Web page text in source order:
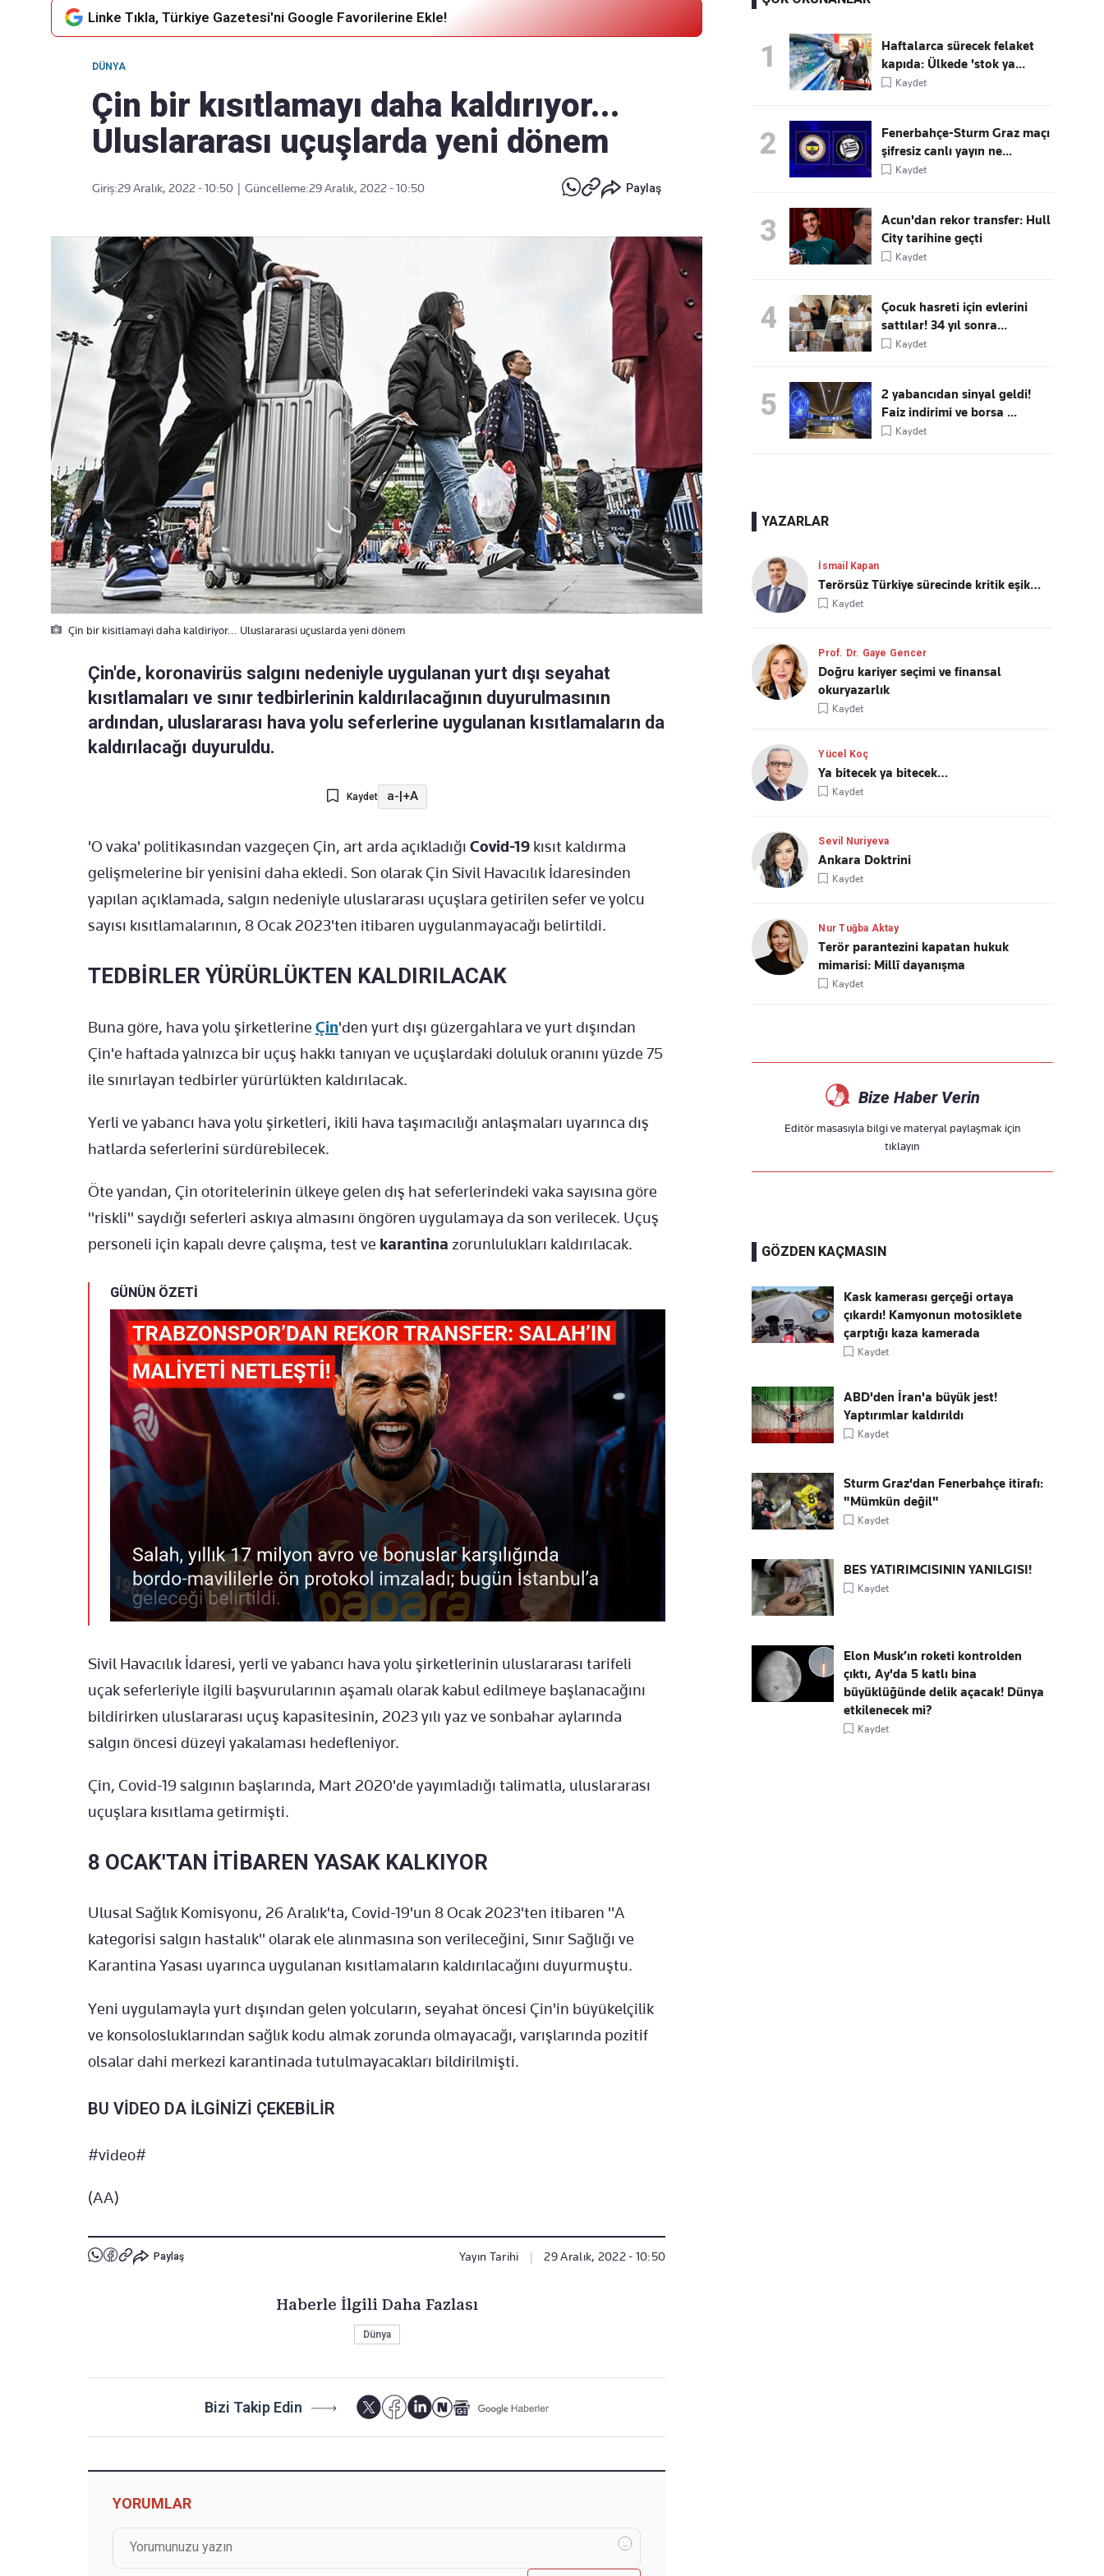
akışımıza ulaşın
göndermek içintıklayın
Kaçırmayın
Ücretsiz üye olun, gündemi
Linke Tıkla, Türkiye Gazetesi'ni Google Favorilerine Ekle!
DÜNYA
Çin bir kısıtlamayı daha kaldırıyor...
Uluslararası uçuşlarda yeni dönem
Giriş:29 Aralık, 2022 - 10:50 Güncelleme:29 Aralık, 2022 - 10:50 Paylaş
Çin bir kisitlamayi daha kaldiriyor... Uluslararasi uçuslarda yeni dönem
Çin'de, koronavirüs salgını nedeniyle uygulanan yurt dışı seyahat
kısıtlamaları ve sınır tedbirlerinin kaldırılacağının duyurulmasının
ardından, uluslararası hava yolu seferlerine uygulanan kısıtlamaların da
kaldırılacağı duyuruldu.
Kaydet a-|+A
'O vaka' politikasından vazgeçen Çin, art arda açıkladığı Covid-19 kısıt kaldırma
gelişmelerine bir yenisini daha ekledi. Son olarak Çin Sivil Havacılık İdaresinden
yapılan açıklamada, salgın nedeniyle uluslararası uçuşlara getirilen sefer ve yolcu
sayısı kısıtlamalarının, 8 Ocak 2023'ten itibaren uygulanmayacağı belirtildi.
TEDBİRLER YÜRÜRLÜKTEN KALDIRILACAK
Buna göre, hava yolu şirketlerine Çin'den yurt dışı güzergahlara ve yurt dışından
Çin'e haftada yalnızca bir uçuş hakkı tanıyan ve uçuşlardaki doluluk oranını yüzde 75
ile sınırlayan tedbirler yürürlükten kaldırılacak.
Yerli ve yabancı hava yolu şirketleri, ikili hava taşımacılığı anlaşmaları uyarınca dış
hatlarda seferlerini sürdürebilecek.
Öte yandan, Çin otoritelerinin ülkeye gelen dış hat seferlerindeki vaka sayısına göre
"riskli" saydığı seferleri askıya almasını öngören uygulamaya da son verilecek. Uçuş
personeli için kapalı devre çalışma, test ve karantina zorunlulukları kaldırılacak.
GÜNÜN ÖZETİ
Sivil Havacılık İdaresi, yerli ve yabancı hava yolu şirketlerinin uluslararası tarifeli
uçak seferleriyle ilgili başvurularının aşamalı olarak kabul edilmeye başlanacağını
bildirirken uluslararası uçuş kapasitesinin, 2023 yılı yaz ve sonbahar aylarında
salgın öncesi düzeyi yakalaması hedefleniyor.
Çin, Covid-19 salgının başlarında, Mart 2020'de yayımladığı talimatla, uluslararası
uçuşlara kısıtlama getirmişti.
8 OCAK'TAN İTİBAREN YASAK KALKIYOR
Ulusal Sağlık Komisyonu, 26 Aralık'ta, Covid-19'un 8 Ocak 2023'ten itibaren "A
kategorisi salgın hastalık" olarak ele alınmasına son verileceğini, Sınır Sağlığı ve
Karantina Yasası uyarınca uygulanan kısıtlamaların kaldırılacağını duyurmuştu.
Yeni uygulamayla yurt dışından gelen yolcuların, seyahat öncesi Çin'in büyükelçilik
ve konsolosluklarından sağlık kodu almak zorunda olmayacağı, varışlarında pozitif
olsalar dahi merkezi karantinada tutulmayacakları bildirilmişti.
BU VİDEO DA İLGİNİZİ ÇEKEBİLİR
#video#
(AA)
Paylaş Yayın Tarihi 29 Aralık, 2022 - 10:50
Haberle İlgili Daha Fazlası
Dünya
Bizi Takip Edin
YORUMLAR
1
Haftalarca sürecek felaket
kapıda: Ülkede 'stok ya...
Kaydet
2
Fenerbahçe-Sturm Graz maçı
şifresiz canlı yayın ne...
Kaydet
3
Acun'dan rekor transfer: Hull
City tarihine geçti
Kaydet
4
Çocuk hasreti için evlerini
sattılar! 34 yıl sonra...
Kaydet
5
2 yabancıdan sinyal geldi!
Faiz indirimi ve borsa ...
Kaydet
YAZARLAR
İsmail Kapan
Terörsüz Türkiye sürecinde kritik eşik…
Kaydet
Prof. Dr. Gaye Gencer
Doğru kariyer seçimi ve finansal
okuryazarlık
Kaydet
Yücel Koç
Ya bitecek ya bitecek…
Kaydet
Sevil Nuriyeva
Ankara Doktrini
Kaydet
Nur Tuğba Aktay
Terör parantezini kapatan hukuk
mimarisi: Millî dayanışma
Kaydet
Bize Haber Verin
Editör masasıyla bilgi ve materyal paylaşmak için
tıklayın
GÖZDEN KAÇMASIN
Kask kamerası gerçeği ortaya
çıkardı! Kamyonun motosiklete
çarptığı kaza kamerada
Kaydet
ABD'den İran'a büyük jest!
Yaptırımlar kaldırıldı
Kaydet
Sturm Graz'dan Fenerbahçe itirafı:
"Mümkün değil"
Kaydet
BES YATIRIMCISININ YANILGISI!
Kaydet
Elon Musk’ın roketi kontrolden
çıktı, Ay'da 5 katlı bina
büyüklüğünde delik açacak! Dünya
etkilenecek mi?
Kaydet